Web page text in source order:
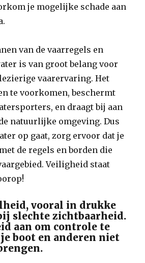
je mogelijke schade aan
van de vaarregels en
is van groot belang voor
vaarervaring. Het
te voorkomen, beschermt
en draagt bij aan
natuurlijke omgeving. Dus
op gaat, zorg ervoor dat je
de regels en borden die
Veiligheid staat
vooral in drukke
slechte zichtbaarheid.
aan om controle te
boot en anderen niet